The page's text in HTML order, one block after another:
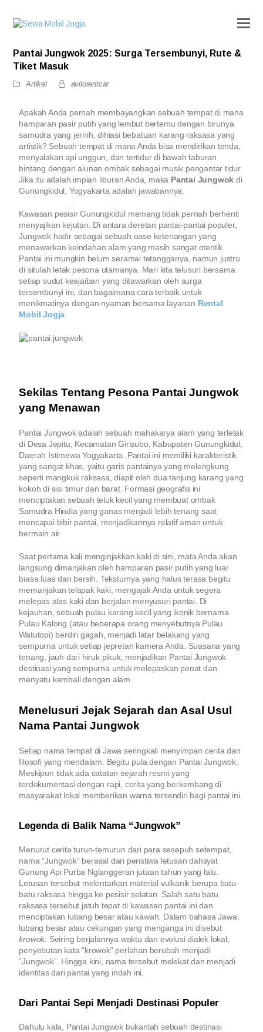
Pantai Jungwok 2025: Surga Tersembunyi, Rute &
Tiket Masuk
Artikel avilorentcar
Apakah Anda pernah membayangkan sebuah tempat di mana
hamparan pasir putih yang lembut bertemu dengan birunya
samudra yang jernih, dihiasi bebatuan karang raksasa yang
artistik? Sebuah tempat di mana Anda bisa mendirikan tenda,
menyalakan api unggun, dan tertidur di bawah taburan
bintang dengan alunan ombak sebagai musik pengantar tidur.
Jika itu adalah impian liburan Anda, maka Pantai Jungwok di
Gunungkidul, Yogyakarta adalah jawabannya.
Kawasan pesisir Gunungkidul memang tidak pernah berhenti
menyajikan kejutan. Di antara deretan pantai-pantai populer,
Jungwok hadir sebagai sebuah oase ketenangan yang
menawarkan keindahan alam yang masih sangat otentik.
Pantai ini mungkin belum seramai tetangganya, namun justru
di situlah letak pesona utamanya. Mari kita telusuri bersama
setiap sudut keajaiban yang ditawarkan oleh surga
tersembunyi ini, dan bagaimana cara terbaik untuk
menikmatinya dengan nyaman bersama layanan Rental
Mobil Jogja
Sekilas Tentang Pesona Pantai Jungwok
yang Menawan
Pantai Jungwok adalah sebuah mahakarya alam yang terletak
di Desa Jepitu, Kecamatan Girisubo, Kabupaten Gunungkidul,
Daerah Istimewa Yogyakarta. Pantai ini memiliki karakteristik
yang sangat khas, yaitu garis pantainya yang melengkung
seperti mangkuk raksasa, diapit oleh dua tanjung karang yang
kokoh di sisi timur dan barat. Formasi geografis ini
menciptakan sebuah teluk kecil yang membuat ombak
Samudra Hindia yang ganas menjadi lebih tenang saat
mencapai bibir pantai, menjadikannya relatif aman untuk
bermain air.
Saat pertama kali menginjakkan kaki di sini, mata Anda akan
langsung dimanjakan oleh hamparan pasir putih yang luar
biasa luas dan bersih. Teksturnya yang halus terasa begitu
memanjakan telapak kaki, mengajak Anda untuk segera
melepas alas kaki dan berjalan menyusuri pantai. Di
kejauhan, sebuah pulau karang kecil yang ikonik bernama
Pulau Kalong (atau beberapa orang menyebutnya Pulau
Watutopi) berdiri gagah, menjadi latar belakang yang
sempurna untuk setiap jepretan kamera Anda. Suasana yang
tenang, jauh dari hiruk pikuk, menjadikan Pantai Jungwok
destinasi yang sempurna untuk melepaskan penat dan
menyatu kembali dengan alam.
Menelusuri Jejak Sejarah dan Asal Usul
Nama Pantai Jungwok
Setiap nama tempat di Jawa seringkali menyimpan cerita dan
filosofi yang mendalam. Begitu pula dengan Pantai Jungwok.
Meskipun tidak ada catatan sejarah resmi yang
terdokumentasi dengan rapi, cerita yang berkembang di
masyarakat lokal memberikan warna tersendiri bagi pantai ini.
Legenda di Balik Nama “Jungwok”
Menurut cerita turun-temurun dari para sesepuh setempat,
nama “Jungwok” berasal dari peristiwa letusan dahsyat
Gunung Api Purba Nglanggeran jutaan tahun yang lalu.
Letusan tersebut melontarkan material vulkanik berupa batu-
batu raksasa hingga ke pesisir selatan. Salah satu batu
raksasa tersebut jatuh tepat di kawasan pantai ini dan
menciptakan lubang besar atau kawah. Dalam bahasa Jawa,
lubang besar atau cekungan yang menganga ini disebut
krowok . Seiring berjalannya waktu dan evolusi dialek lokal,
penyebutan kata “krowok” perlahan berubah menjadi
“Jungwok”. Hingga kini, nama tersebut melekat dan menjadi
identitas dari pantai yang indah ini.
Dari Pantai Sepi Menjadi Destinasi Populer
Dahulu kala, Pantai Jungwok bukanlah sebuah destinasi